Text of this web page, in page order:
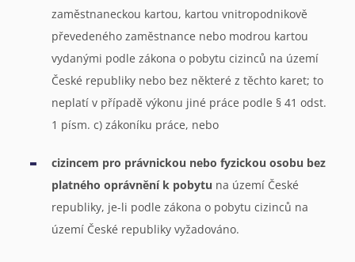
zaměstnaneckou kartou, kartou vnitropodnikově
převedeného zaměstnance nebo modrou kartou
vydanými podle zákona o pobytu cizinců na území
České republiky nebo bez některé z těchto karet; to
neplatí v případě výkonu jiné práce podle § 41 odst.
1 písm. c) zákoníku práce, nebo
cizincem pro právnickou nebo fyzickou osobu bez
platného oprávnění k pobytu na území České
republiky, je-li podle zákona o pobytu cizinců na
území České republiky vyžadováno.